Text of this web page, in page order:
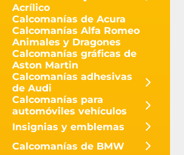
Acrílico
Calcomanías de Acura
Calcomanías Alfa Romeo
Animales y Dragones
Calcomanías gráficas de
Aston Martin
Calcomanías adhesivas
de Audi
Calcomanías para
automóviles vehículos
Insignias y emblemas
Calcomanías de BMW